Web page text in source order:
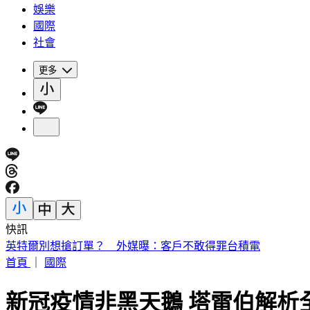
娛樂
國際
社會
更多
快訊
英特爾別想搶訂單？ 外媒曝：客戶不敢得罪台積電
首頁
國際
新冠疫情非黑天鵝 塔雷伯解析